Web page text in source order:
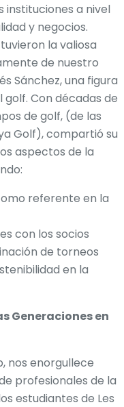
instituciones a nivel
y negocios.
la valiosa
de nuestro
Sánchez, una figura
Con décadas de
de golf, (de las
Golf), compartió su
aspectos de la
referente en la
con los socios
de torneos
en la
Generaciones en
nos enorgullece
profesionales de la
estudiantes de Les